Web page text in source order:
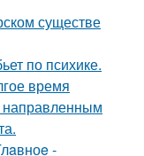
существе
по психике.
время
направленным
-